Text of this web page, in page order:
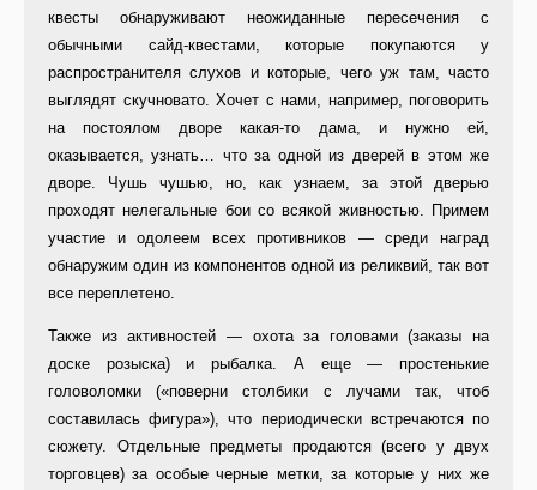
квесты обнаруживают неожиданные пересечения с
обычными сайд-квестами, которые покупаются у
распространителя слухов и которые, чего уж там, часто
выглядят скучновато. Хочет с нами, например, поговорить
на постоялом дворе какая-то дама, и нужно ей,
оказывается, узнать… что за одной из дверей в этом же
дворе. Чушь чушью, но, как узнаем, за этой дверью
проходят нелегальные бои со всякой живностью. Примем
участие и одолеем всех противников — среди наград
обнаружим один из компонентов одной из реликвий, так вот
все переплетено.
Также из активностей — охота за головами (заказы на
доске розыска) и рыбалка. А еще — простенькие
головоломки («поверни столбики с лучами так, чтоб
составилась фигура»), что периодически встречаются по
сюжету. Отдельные предметы продаются (всего у двух
торговцев) за особые черные метки, за которые у них же